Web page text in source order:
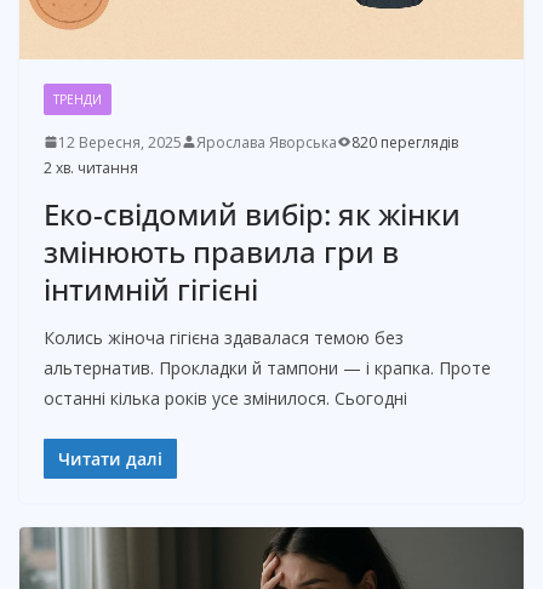
ТРЕНДИ
12 Вересня, 2025 Ярослава Яворська
820 переглядів
2 хв. читання
Еко-свідомий вибір: як жінки
змінюють правила гри в
інтимній гігієні
Колись жіноча гігієна здавалася темою без
альтернатив. Прокладки й тампони — і крапка. Проте
останні кілька років усе змінилося. Сьогодні
Читати далі